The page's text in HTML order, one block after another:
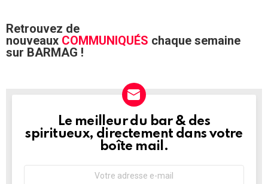
Retrouvez de
nouveaux COMMUNIQUÉS chaque semaine
sur BARMAG !
NEWSLETTER
Le meilleur du bar & des
spiritueux, directement dans votre
boîte mail.